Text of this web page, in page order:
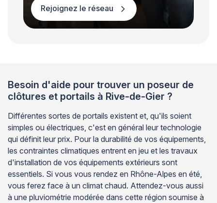
Rejoignez le réseau
Besoin d'aide pour trouver un poseur de
clôtures et portails à Rive-de-Gier ?
Différentes sortes de portails existent et, qu'ils soient
simples ou électriques, c'est en général leur technologie
qui définit leur prix. Pour la durabilité de vos équipements,
les contraintes climatiques entrent en jeu et les travaux
d'installation de vos équipements extérieurs sont
essentiels. Si vous vous rendez en Rhône-Alpes en été,
vous ferez face à un climat chaud. Attendez-vous aussi
à une pluviométrie modérée dans cette région soumise à